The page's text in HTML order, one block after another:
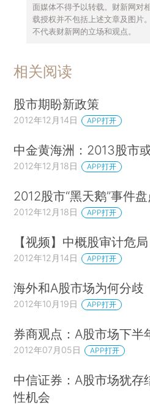
面媒体不得予以转载。财新网对
载授权并不包括上述文章及图片
不代表财新网的立场和观点。
相关阅读
股市期盼新政策
2012年12月14日 APP打开
中金黄海洲：2013股市
2012年12月18日 APP打开
2012股市“黑天鹅”事件盘
2012年12月18日 APP打开
【视频】中概股审计危局
2012年12月14日 APP打开
海外和A股市场为何分歧
2012年10月19日 APP打开
券商观点：A股市场下半
2012年07月05日 APP打开
中信证券：A股市场犹存
性机会